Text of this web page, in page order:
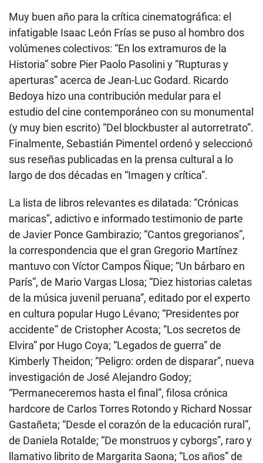
Muy buen año para la crítica cinematográfica: el
infatigable Isaac León Frías se puso al hombro dos
volúmenes colectivos: “En los extramuros de la
Historia” sobre Pier Paolo Pasolini y “Rupturas y
aperturas” acerca de Jean-Luc Godard. Ricardo
Bedoya hizo una contribución medular para el
estudio del cine contemporáneo con su monumental
(y muy bien escrito) “Del blockbuster al autorretrato”.
Finalmente, Sebastián Pimentel ordenó y seleccionó
sus reseñas publicadas en la prensa cultural a lo
largo de dos décadas en “Imagen y crítica”.
La lista de libros relevantes es dilatada: “Crónicas
maricas”, adictivo e informado testimonio de parte
de Javier Ponce Gambirazio; “Cantos gregorianos”,
la correspondencia que el gran Gregorio Martínez
mantuvo con Víctor Campos Ñique; “Un bárbaro en
París”, de Mario Vargas Llosa; “Diez historias caletas
de la música juvenil peruana”, editado por el experto
en cultura popular Hugo Lévano; “Presidentes por
accidente” de Cristopher Acosta; “Los secretos de
Elvira” por Hugo Coya; “Legados de guerra” de
Kimberly Theidon; “Peligro: orden de disparar”, nueva
investigación de José Alejandro Godoy;
“Permaneceremos hasta el final”, filosa crónica
hardcore de Carlos Torres Rotondo y Richard Nossar
Gastañeta; “Desde el corazón de la educación rural”,
de Daniela Rotalde; “De monstruos y cyborgs”, raro y
llamativo librito de Margarita Saona; “Los años” de